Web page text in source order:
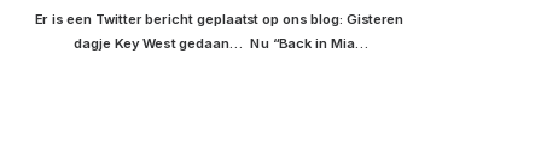
Er is een Twitter bericht geplaatst op ons blog: Gisteren
dagje Key West gedaan…  Nu “Back in Mia…